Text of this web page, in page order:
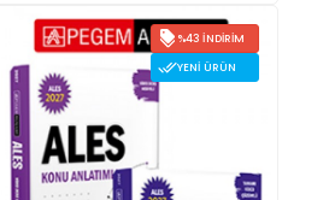
%43 İNDIRIM
YENI ÜRÜN